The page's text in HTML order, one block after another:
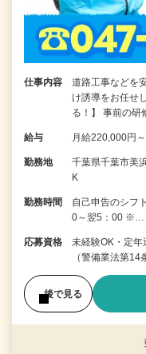
仕事内容
道路工事などを
け誘導をお任せ
る！】 事前の
給与 月給220,000円
勤務地
千葉県千葉市美
K
勤務時間
自己申告のシフ
0～翌5：00 ※…
応募資格
未経験OK・定
（警備業法第
後で見る